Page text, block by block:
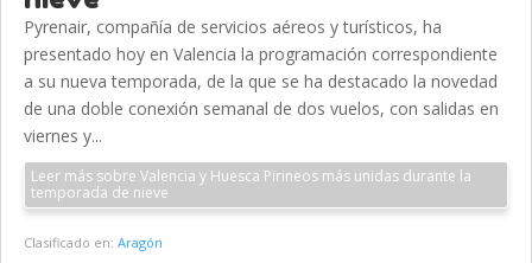
Pyrenair, compañía de servicios aéreos y turísticos, ha
presentado hoy en Valencia la programación correspondiente
a su nueva temporada, de la que se ha destacado la novedad
de una doble conexión semanal de dos vuelos, con salidas en
viernes y...
Leer más sobre Valencia y Huesca Pirineos más unidas durante la
temporada de nieve
Clasificado en: Aragón